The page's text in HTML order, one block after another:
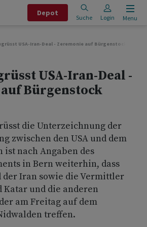
Depot
Suche Login Menu
USA-Iran-Deal - Zeremonie auf Bürgenstock geplant
USA-Iran-Deal -
Bürgenstock
die Unterzeichnung der
zwischen den USA und dem
ist nach Angaben des
in Bern weiterhin, dass
der Iran sowie die Vermittler
Katar und die anderen
am Freitag auf dem
treffen.